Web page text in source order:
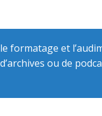
formatage et
ou de